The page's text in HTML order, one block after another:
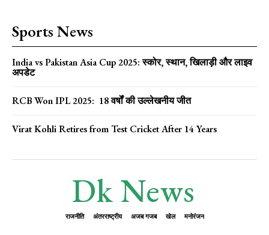
Sports News
India vs Pakistan Asia Cup 2025: स्कोर, स्थान, खिलाड़ी और लाइव
अपडेट
RCB Won IPL 2025: 18 वर्षों की उल्लेखनीय जीत
Virat Kohli Retires from Test Cricket After 14 Years
Dk News
राजनीति अंतरराष्ट्रीय अजब गजब खेल मनोरंजन